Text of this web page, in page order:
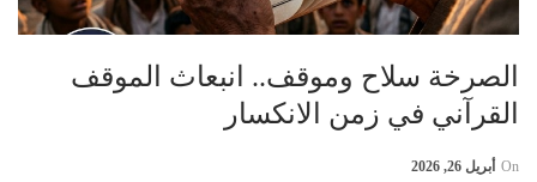
الصرخة سلاح وموقف.. انبعاث الموقف
القرآني في زمن الانكسار
On أبريل 26, 2026